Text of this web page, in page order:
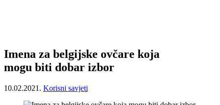
Imena za belgijske ovčare koja
mogu biti dobar izbor
10.02.2021. Korisni savjeti